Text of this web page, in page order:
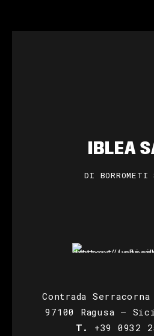
IBLEA
DI
Contrada
97100 Ragusa –
T.
+39 0932